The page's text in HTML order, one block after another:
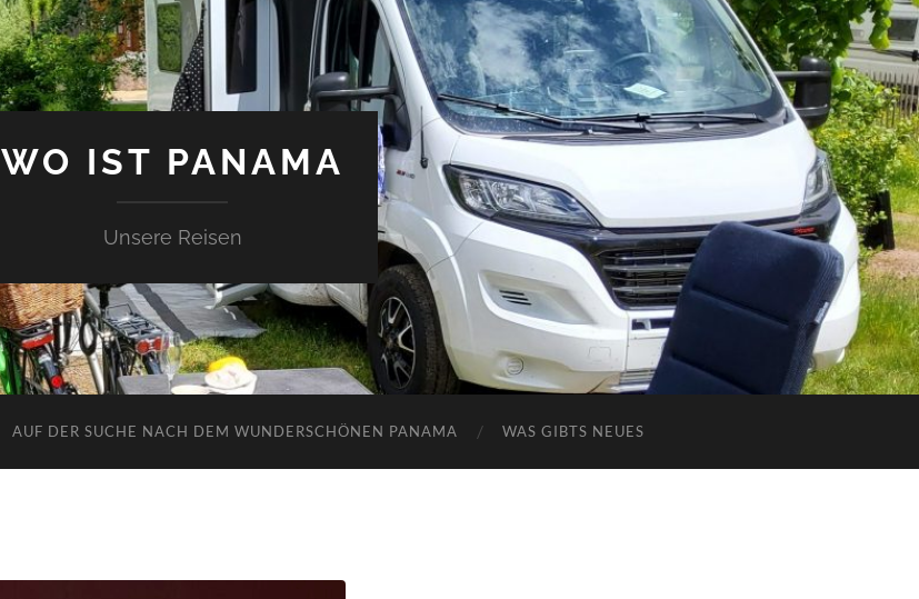
WO IST PANAMA
Unsere Reisen
AUF DER SUCHE NACH DEM WUNDERSCHÖNEN PANAMA WAS GIBTS NEUES